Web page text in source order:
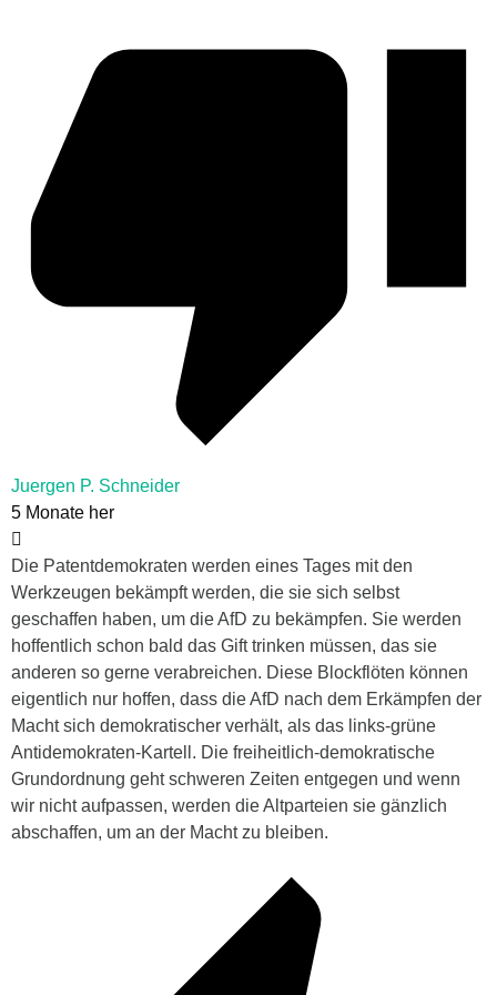
Juergen P. Schneider
5 Monate her
Die Patentdemokraten werden eines Tages mit den
Werkzeugen bekämpft werden, die sie sich selbst
geschaffen haben, um die AfD zu bekämpfen. Sie werden
hoffentlich schon bald das Gift trinken müssen, das sie
anderen so gerne verabreichen. Diese Blockflöten können
eigentlich nur hoffen, dass die AfD nach dem Erkämpfen der
Macht sich demokratischer verhält, als das links-grüne
Antidemokraten-Kartell. Die freiheitlich-demokratische
Grundordnung geht schweren Zeiten entgegen und wenn
wir nicht aufpassen, werden die Altparteien sie gänzlich
abschaffen, um an der Macht zu bleiben.